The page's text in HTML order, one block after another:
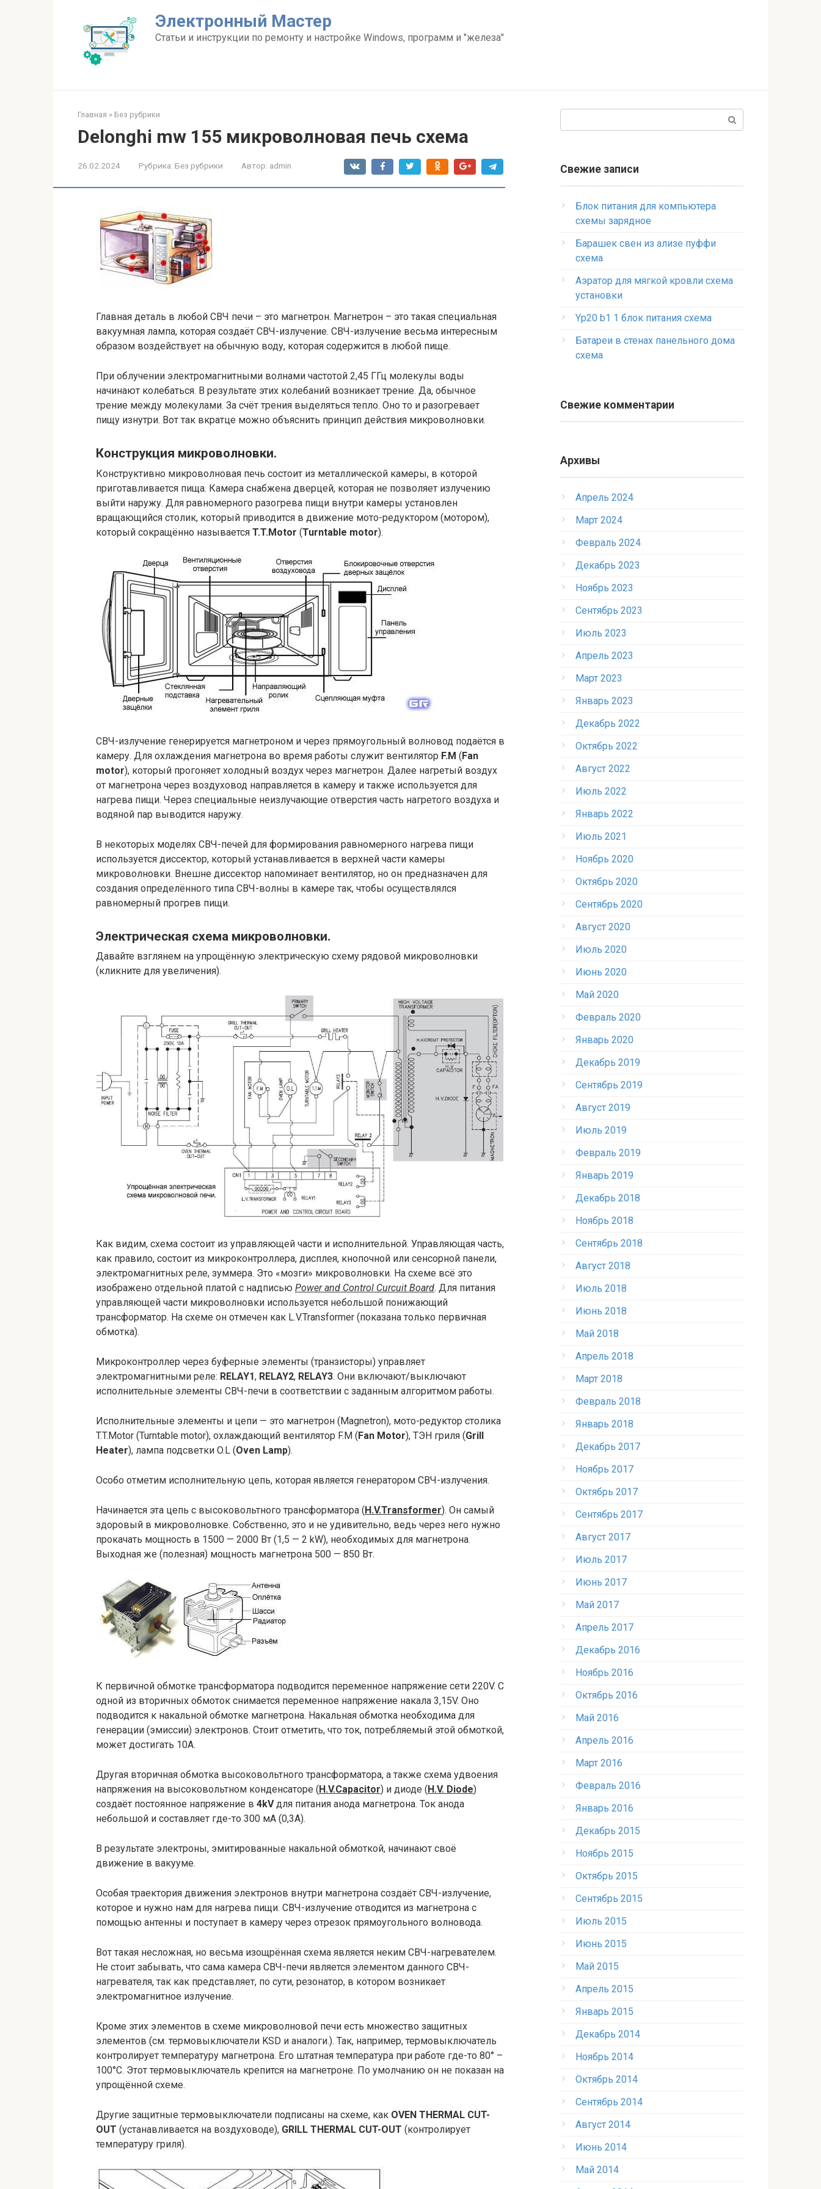
Электронный Мастер
Статьи и инструкции по ремонту и настройке Windows, программ и "железа"
Главная » Без рубрики
Delonghi mw 155 микроволновая печь схема
26.02.2024 Рубрика: Без рубрики Автор: admin
Главная деталь в любой СВЧ печи – это магнетрон. Магнетрон – это такая специальная
вакуумная лампа, которая создаёт СВЧ-излучение. СВЧ-излучение весьма интересным
образом воздействует на обычную воду, которая содержится в любой пище.
При облучении электромагнитными волнами частотой 2,45 ГГц молекулы воды
начинают колебаться. В результате этих колебаний возникает трение. Да, обычное
трение между молекулами. За счёт трения выделяться тепло. Оно то и разогревает
пищу изнутри. Вот так вкратце можно объяснить принцип действия микроволновки.
Конструкция микроволновки.
Конструктивно микроволновая печь состоит из металлической камеры, в которой
приготавливается пища. Камера снабжена дверцей, которая не позволяет излучению
выйти наружу. Для равномерного разогрева пищи внутри камеры установлен
вращающийся столик, который приводится в движение мото-редуктором (мотором),
который сокращённо называется T.T.Motor (Turntable motor).
СВЧ-излучение генерируется магнетроном и через прямоугольный волновод подаётся в
камеру. Для охлаждения магнетрона во время работы служит вентилятор F.M (Fan
motor), который прогоняет холодный воздух через магнетрон. Далее нагретый воздух
от магнетрона через воздуховод направляется в камеру и также используется для
нагрева пищи. Через специальные неизлучающие отверстия часть нагретого воздуха и
водяной пар выводится наружу.
В некоторых моделях СВЧ-печей для формирования равномерного нагрева пищи
используется диссектор, который устанавливается в верхней части камеры
микроволновки. Внешне диссектор напоминает вентилятор, но он предназначен для
создания определённого типа СВЧ-волны в камере так, чтобы осуществлялся
равномерный прогрев пищи.
Электрическая схема микроволновки.
Давайте взглянем на упрощённую электрическую схему рядовой микроволновки
(кликните для увеличения).
Как видим, схема состоит из управляющей части и исполнительной. Управляющая часть,
как правило, состоит из микроконтроллера, дисплея, кнопочной или сенсорной панели,
электромагнитных реле, зуммера. Это «мозги» микроволновки. На схеме всё это
изображено отдельной платой с надписью Power and Control Curcuit Board. Для питания
управляющей части микроволновки используется небольшой понижающий
трансформатор. На схеме он отмечен как L.V.Transformer (показана только первичная
обмотка).
Микроконтроллер через буферные элементы (транзисторы) управляет
электромагнитными реле: RELAY1, RELAY2, RELAY3. Они включают/выключают
исполнительные элементы СВЧ-печи в соответствии с заданным алгоритмом работы.
Исполнительные элементы и цепи — это магнетрон (Magnetron), мото-редуктор столика
T.T.Motor (Turntable motor), охлаждающий вентилятор F.M ( Fan Motor), ТЭН гриля (Grill
Heater), лампа подсветки O.L (Oven Lamp).
Особо отметим исполнительную цепь, которая является генератором СВЧ-излучения.
Начинается эта цепь с высоковольтного трансформатора ( H.V.Transformer). Он самый
здоровый в микроволновке. Собственно, это и не удивительно, ведь через него нужно
прокачать мощность в 1500 — 2000 Вт (1,5 — 2 kW), необходимых для магнетрона.
Выходная же (полезная) мощность магнетрона 500 — 850 Вт.
К первичной обмотке трансформатора подводится переменное напряжение сети 220V. С
одной из вторичных обмоток снимается переменное напряжение накала 3,15V. Оно
подводится к накальной обмотке магнетрона. Накальная обмотка необходима для
генерации (эмиссии) электронов. Стоит отметить, что ток, потребляемый этой обмоткой,
может достигать 10A.
Другая вторичная обмотка высоковольтного трансформатора, а также схема удвоения
напряжения на высоковольтном конденсаторе ( H.V.Capacitor) и диоде ( H.V. Diode)
создаёт постоянное напряжение в 4kVдля питания анода магнетрона. Ток анода
небольшой и составляет где-то 300 мА (0,3A).
В результате электроны, эмитированные накальной обмоткой, начинают своё
движение в вакууме.
Особая траектория движения электронов внутри магнетрона создаёт СВЧ-излучение,
которое и нужно нам для нагрева пищи. СВЧ-излучение отводится из магнетрона с
помощью антенны и поступает в камеру через отрезок прямоугольного волновода.
Вот такая несложная, но весьма изощрённая схема является неким СВЧ-нагревателем.
Не стоит забывать, что сама камера СВЧ-печи является элементом данного СВЧ-
нагревателя, так как представляет, по сути, резонатор, в котором возникает
электромагнитное излучение.
Кроме этих элементов в схеме микроволновой печи есть множество защитных
элементов (см. термовыключатели KSD и аналоги.). Так, например, термовыключатель
контролирует температуру магнетрона. Его штатная температура при работе где-то 80° –
100°C. Этот термовыключатель крепится на магнетроне. По умолчанию он не показан на
упрощённой схеме.
Другие защитные термовыключатели подписаны на схеме, как OVEN THERMAL CUT-
OUT (устанавливается на воздуховоде), GRILL THERMAL CUT-OUT (контролирует
температуру гриля).
Свежие записи
Блок питания для компьютера
схемы зарядное
Барашек свен из ализе пуффи
схема
Аэратор для мягкой кровли схема
установки
Yp20 b1 1 блок питания схема
Батареи в стенах панельного дома
схема
Свежие комментарии
Архивы
Апрель 2024
Март 2024
Февраль 2024
Декабрь 2023
Ноябрь 2023
Сентябрь 2023
Июль 2023
Апрель 2023
Март 2023
Январь 2023
Декабрь 2022
Октябрь 2022
Август 2022
Июль 2022
Январь 2022
Июль 2021
Ноябрь 2020
Октябрь 2020
Сентябрь 2020
Август 2020
Июль 2020
Июнь 2020
Май 2020
Февраль 2020
Январь 2020
Декабрь 2019
Сентябрь 2019
Август 2019
Июль 2019
Февраль 2019
Январь 2019
Декабрь 2018
Ноябрь 2018
Сентябрь 2018
Август 2018
Июль 2018
Июнь 2018
Май 2018
Апрель 2018
Март 2018
Февраль 2018
Январь 2018
Декабрь 2017
Ноябрь 2017
Октябрь 2017
Сентябрь 2017
Август 2017
Июль 2017
Июнь 2017
Май 2017
Апрель 2017
Декабрь 2016
Ноябрь 2016
Октябрь 2016
Май 2016
Апрель 2016
Март 2016
Февраль 2016
Январь 2016
Декабрь 2015
Ноябрь 2015
Октябрь 2015
Сентябрь 2015
Июль 2015
Июнь 2015
Май 2015
Апрель 2015
Январь 2015
Декабрь 2014
Ноябрь 2014
Октябрь 2014
Сентябрь 2014
Август 2014
Июнь 2014
Май 2014